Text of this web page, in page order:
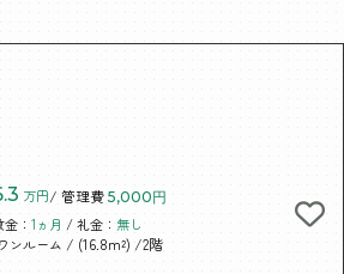
万円/ 管理費 5,000円
金：1ヵ月 / 礼金： 無し
ンルーム / (16.8m²) /2階